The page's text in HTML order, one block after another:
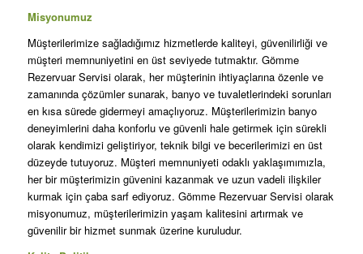
Misyonumuz
Müşterilerimize sağladığımız hizmetlerde kaliteyi, güvenilirliği ve
müşteri memnuniyetini en üst seviyede tutmaktır. Gömme
Rezervuar Servisi olarak, her müşterinin ihtiyaçlarına özenle ve
zamanında çözümler sunarak, banyo ve tuvaletlerindeki sorunları
en kısa sürede gidermeyi amaçlıyoruz. Müşterilerimizin banyo
deneyimlerini daha konforlu ve güvenli hale getirmek için sürekli
olarak kendimizi geliştiriyor, teknik bilgi ve becerilerimizi en üst
düzeyde tutuyoruz. Müşteri memnuniyeti odaklı yaklaşımımızla,
her bir müşterimizin güvenini kazanmak ve uzun vadeli ilişkiler
kurmak için çaba sarf ediyoruz. Gömme Rezervuar Servisi olarak
misyonumuz, müşterilerimizin yaşam kalitesini artırmak ve
güvenilir bir hizmet sunmak üzerine kuruludur.